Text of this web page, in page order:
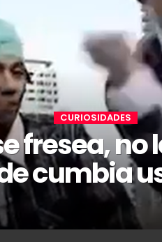
CURIOSIDADES
fresea, no
cumbia